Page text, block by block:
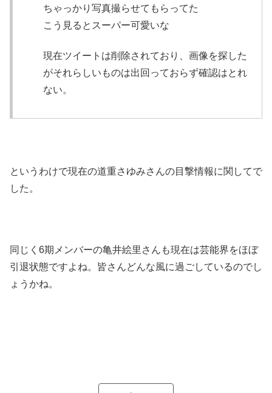
ちゃっかり写真撮らせてもらってた
こう見るとスーパー可愛いな
現在ツイートは削除されており、画像を探した
がそれらしいものは出回っておらず確認はとれ
ない。
というわけで現在の道重さゆみさんの目撃情報に関してで
した。
同じく6期メンバーの亀井絵里さんも現在は芸能界をほぼ
引退状態ですよね。皆さんどんな風に過ごしているのでし
ょうかね。